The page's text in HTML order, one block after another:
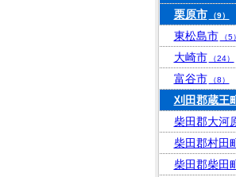
栗原市 （9）
東松島市 （5）
大崎市 （24）
富谷市 （8）
刈田郡蔵王
柴田郡大河
柴田郡村田
柴田郡柴田